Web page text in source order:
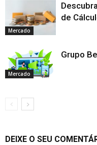
Mercado
de
Mercado
Grupo
DEIXE O SEU